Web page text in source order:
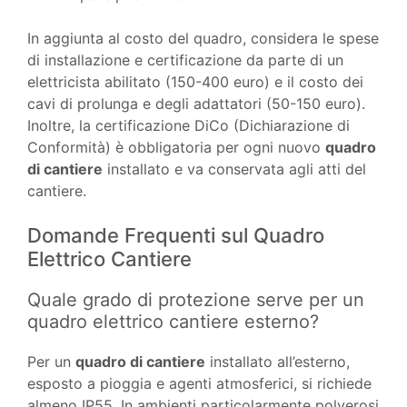
In aggiunta al costo del quadro, considera le spese
di installazione e certificazione da parte di un
elettricista abilitato (150-400 euro) e il costo dei
cavi di prolunga e degli adattatori (50-150 euro).
Inoltre, la certificazione DiCo (Dichiarazione di
Conformità) è obbligatoria per ogni nuovo quadro
di cantiere installato e va conservata agli atti del
cantiere.
Domande Frequenti sul Quadro
Elettrico Cantiere
Quale grado di protezione serve per un
quadro elettrico cantiere esterno?
Per un quadro di cantiere installato all’esterno,
esposto a pioggia e agenti atmosferici, si richiede